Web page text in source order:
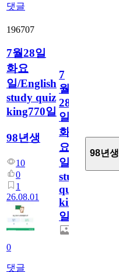
댓글
196707
7월28일
화요
일/English
study quiz
king770일
98년생
10
0
1
26.08.01
0
댓글
7
월
28
일
화
요
일/English
study
quiz
king770
일
98년생